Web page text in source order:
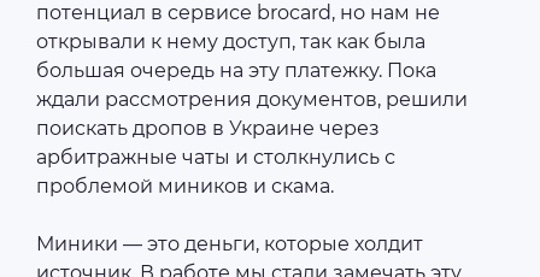
потенциал в сервисе brocard, но нам не
открывали к нему доступ, так как была
большая очередь на эту платежку. Пока
ждали рассмотрения документов, решили
поискать дропов в Украине через
арбитражные чаты и столкнулись с
проблемой миников и скама.
Миники — это деньги, которые холдит